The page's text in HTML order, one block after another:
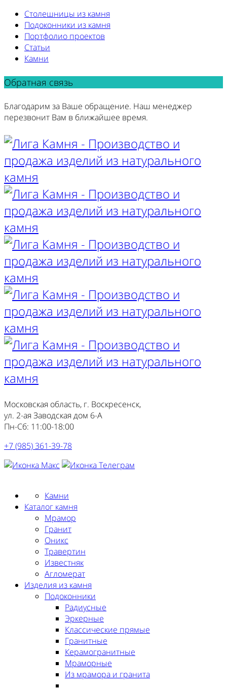
Столешницы из камня
Подоконники из камня
Портфолио проектов
Статьи
Камни
Обратная связь
Благодарим за Ваше обращение. Наш менеджер
перезвонит Вам в ближайшее время.
Московская область, г. Воскресенск,
ул. 2-ая Заводская дом 6-А
Пн-Сб: 11:00-18:00
+7 (985) 361-39-78
Камни
Каталог камня
Мрамор
Гранит
Оникс
Травертин
Известняк
Агломерат
Изделия из камня
Подоконники
Радиусные
Эркерные
Классические прямые
Гранитные
Керамогранитные
Мраморные
Из мрамора и гранита